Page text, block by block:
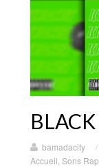
bamadacity /
Accueil Sons